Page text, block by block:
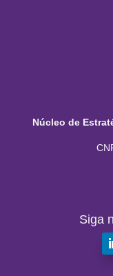
Núcleo de
Siga